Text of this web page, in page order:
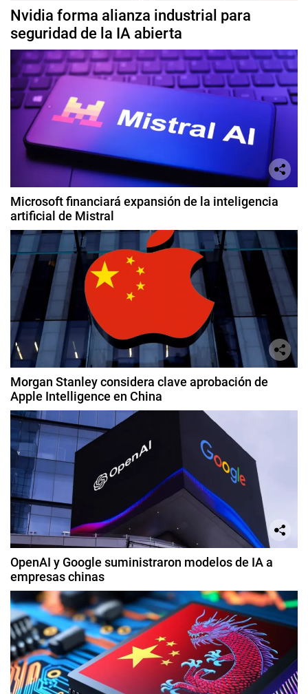
Nvidia forma alianza industrial para
seguridad de la IA abierta
Microsoft financiará expansión de la inteligencia
artificial de Mistral
Morgan Stanley considera clave aprobación de
Apple Intelligence en China
OpenAI y Google suministraron modelos de IA a
empresas chinas